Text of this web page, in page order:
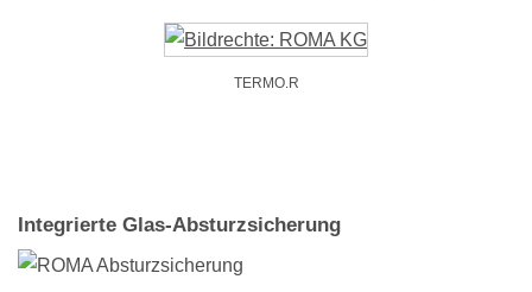
TERMO.R
Integrierte Glas-Absturzsicherung